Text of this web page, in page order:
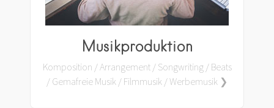
Musikproduktion
Komposition / Arrangement / Songwriting / Beats
/ Gemafreie Musik / Filmmusik / Werbemusik ❯